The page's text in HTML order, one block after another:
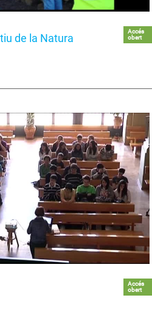
de la Natura
Accés
obert
Accés
obert